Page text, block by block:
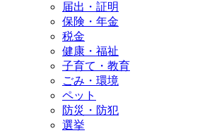
届出・証明
保険・年金
税金
健康・福祉
子育て・教育
ごみ・環境
ペット
防災・防犯
選挙